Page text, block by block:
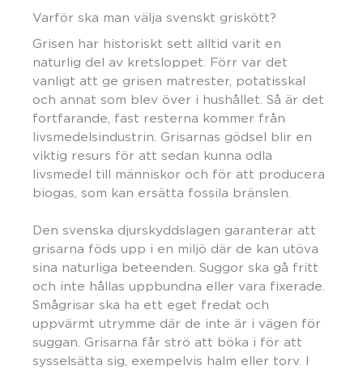
Varför ska man välja svenskt griskött?
Grisen har historiskt sett alltid varit en
naturlig del av kretsloppet. Förr var det
vanligt att ge grisen matrester, potatisskal
och annat som blev över i hushållet. Så är det
fortfarande, fast resterna kommer från
livsmedelsindustrin. Grisarnas gödsel blir en
viktig resurs för att sedan kunna odla
livsmedel till människor och för att producera
biogas, som kan ersätta fossila bränslen.
Den svenska djurskyddslagen garanterar att
grisarna föds upp i en miljö där de kan utöva
sina naturliga beteenden. Suggor ska gå fritt
och inte hållas uppbundna eller vara fixerade.
Smågrisar ska ha ett eget fredat och
uppvärmt utrymme där de inte är i vägen för
suggan. Grisarna får strö att böka i för att
sysselsätta sig, exempelvis halm eller torv. I